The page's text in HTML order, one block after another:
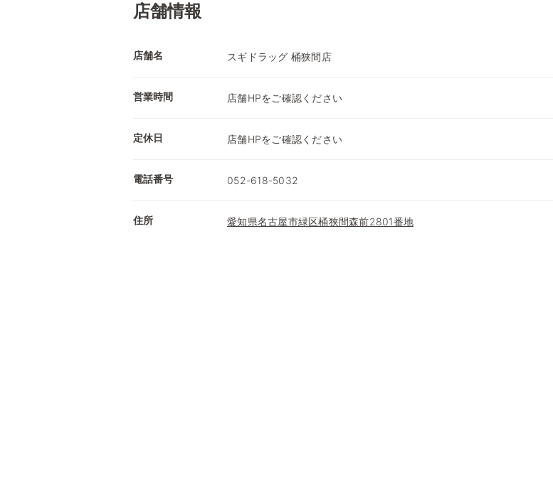
店舗情報
店舗名 スギドラッグ 桶狭間店
営業時間 店舗HPをご確認ください
定休日 店舗HPをご確認ください
電話番号 052-618-5032
住所 愛知県名古屋市緑区桶狭間森前2801番地